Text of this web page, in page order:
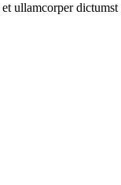
ullamcorper